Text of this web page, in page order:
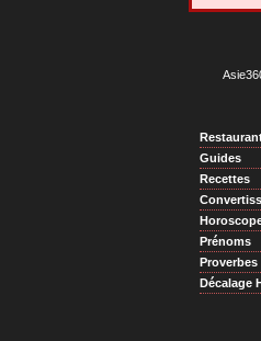
Guides
Recettes
Prénoms
Proverbes
Décalage